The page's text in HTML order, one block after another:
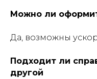
Можно ли
Да, возможны
Подходит ли
другой